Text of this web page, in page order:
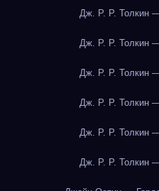
Дж. Р. Р. Толкин
Дж. Р. Р. Толкин
Дж. Р. Р. Толкин
Дж. Р. Р. Толкин
Дж. Р. Р. Толкин
Дж. Р. Р. Толкин